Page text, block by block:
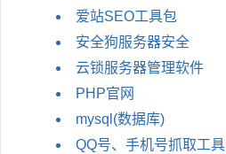
爱站SEO工具包
安全狗服务器安全
云锁服务器管理软件
PHP官网
mysql(数据库)
QQ号、手机号抓取工具